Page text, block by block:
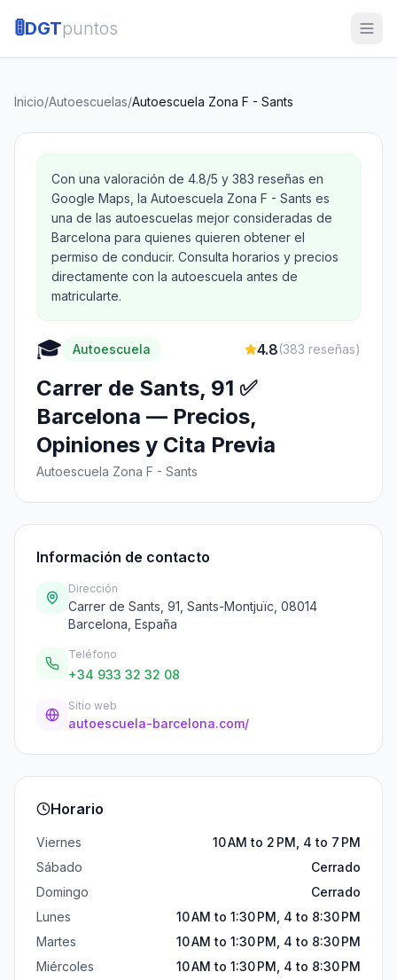
🚦DGTpuntos
Inicio/Autoescuelas/Autoescuela Zona F - Sants
Con una valoración de 4.8/5 y 383 reseñas en
Google Maps, la Autoescuela Zona F - Sants es
una de las autoescuelas mejor consideradas de
Barcelona para quienes quieren obtener el
permiso de conducir. Consulta horarios y precios
directamente con la autoescuela antes de
matricularte.
🎓 Autoescuela 4.8(383 reseñas)
Carrer de Sants, 91 ✅
Barcelona — Precios,
Opiniones y Cita Previa
Autoescuela Zona F - Sants
Información de contacto
Dirección
Carrer de Sants, 91, Sants-Montjuïc, 08014
Barcelona, España
Teléfono
+34 933 32 32 08
Sitio web
autoescuela-barcelona.com/
Horario
Viernes
10 AM to 2 PM, 4 to 7 PM
Sábado
Cerrado
Domingo
Cerrado
Lunes
10 AM to 1:30 PM, 4 to 8:30 PM
Martes
10 AM to 1:30 PM, 4 to 8:30 PM
Miércoles
10 AM to 1:30 PM, 4 to 8:30 PM